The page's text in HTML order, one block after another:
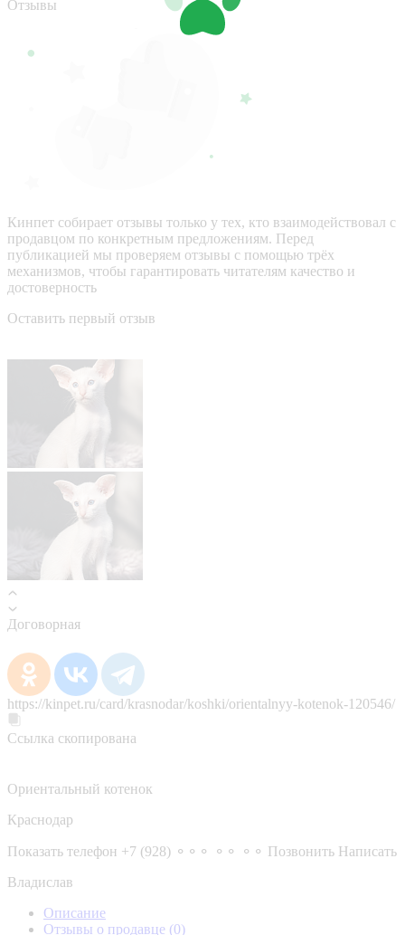
Отзывы
Кинпет собирает отзывы только у тех, кто взаимодействовал с
продавцом по конкретным предложениям. Перед
публикацией мы проверяем отзывы с помощью трёх
механизмов, чтобы гарантировать читателям качество и
достоверность
Оставить первый отзыв
Договорная
https://kinpet.ru/card/krasnodar/koshki/orientalnyy-kotenok-120546/
Ссылка скопирована
Ориентальный котенок
Краснодар
Показать телефон +7 (928) ⚬⚬⚬ ⚬⚬ ⚬⚬ Позвонить Написать
Владислав
Описание
Отзывы о продавце (0)